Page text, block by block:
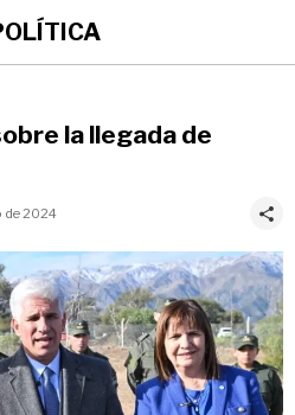
la llegada de
de 2024